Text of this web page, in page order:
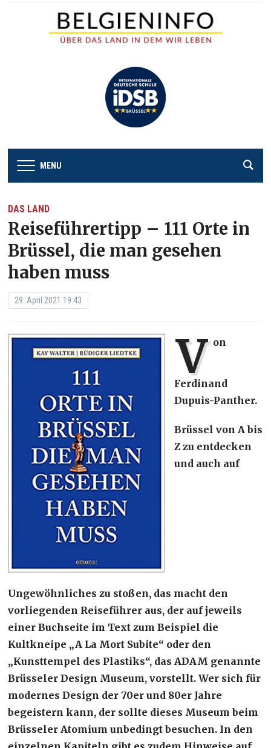
MENU
DAS LAND
Reiseführertipp – 111 Orte in
Brüssel, die man gesehen
haben muss
29. April 2021 19:43
V on
Ferdinand
Dupuis-Panther.
Brüssel von A bis
Z zu entdecken
und auch auf
Ungewöhnliches zu stoßen, das macht den
vorliegenden Reiseführer aus, der auf jeweils
einer Buchseite im Text zum Beispiel die
Kultkneipe „A La Mort Subite“ oder den
„Kunsttempel des Plastiks“, das ADAM genannte
Brüsseler Design Museum, vorstellt. Wer sich für
modernes Design der 70er und 80er Jahre
begeistern kann, der sollte dieses Museum beim
Brüsseler Atomium unbedingt besuchen. In den